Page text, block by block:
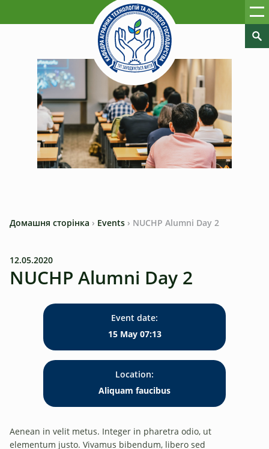
Домашня сторінка › Events › NUCHP Alumni Day 2
12.05.2020
NUCHP Alumni Day 2
Event date:
15 May 07:13
Location:
Aliquam faucibus
Aenean in velit metus. Integer in pharetra odio, ut
elementum justo. Vivamus bibendum, libero sed